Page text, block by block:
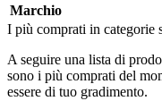
Marchio
I più comprati in categorie
A seguire una lista di
sono i più comprati del
essere di tuo gradimento.